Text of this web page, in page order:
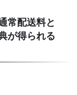
常配送料と
が得られる